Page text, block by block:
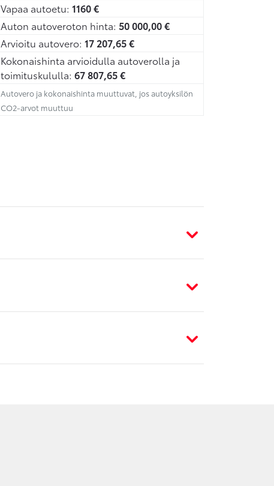
Vapaa autoetu: 1160€
Auton autoveroton hinta: 50 000,00€
Arvioitu autovero: 17 207,65€
Kokonaishinta arvioidulla autoverolla ja
toimituskululla: 67 807,65€
Autovero ja kokonaishinta muuttuvat, jos autoyksilön
CO2-arvot muuttuu